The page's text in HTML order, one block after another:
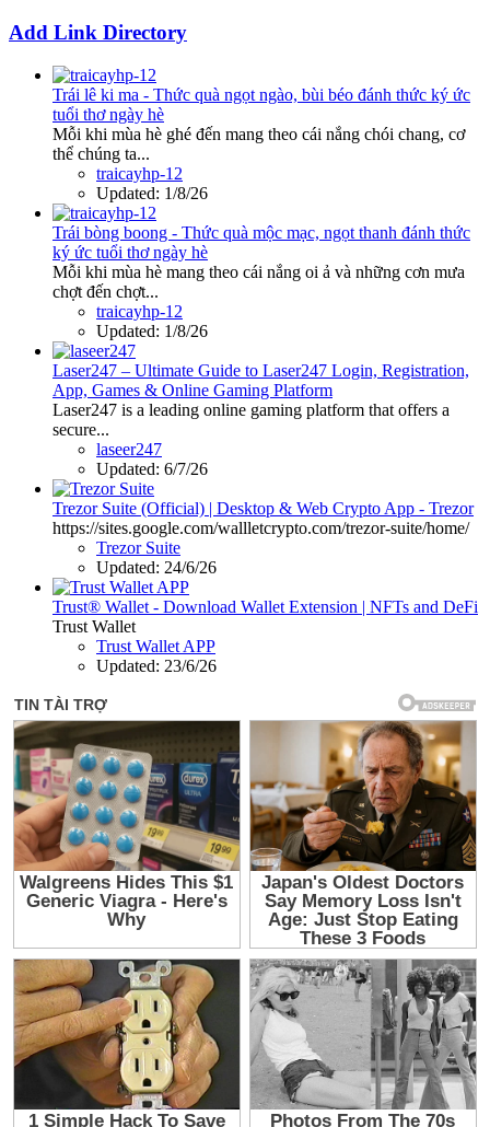
Add Link Directory
Trái lê ki ma - Thức quà ngọt ngào, bùi béo đánh thức ký ức
tuổi thơ ngày hè
Mỗi khi mùa hè ghé đến mang theo cái nắng chói chang, cơ
thể chúng ta...
traicayhp-12
Updated: 1/8/26
Trái bòng boong - Thức quà mộc mạc, ngọt thanh đánh thức
ký ức tuổi thơ ngày hè
Mỗi khi mùa hè mang theo cái nắng oi ả và những cơn mưa
chợt đến chợt...
traicayhp-12
Updated: 1/8/26
Laser247 – Ultimate Guide to Laser247 Login, Registration,
App, Games & Online Gaming Platform
Laser247 is a leading online gaming platform that offers a
secure...
laseer247
Updated: 6/7/26
Trezor Suite (Official) | Desktop & Web Crypto App - Trezor
https://sites.google.com/wallletcrypto.com/trezor-suite/home/
Trezor Suite
Updated: 24/6/26
Trust® Wallet - Download Wallet Extension | NFTs and DeFi
Trust Wallet
Trust Wallet APP
Updated: 23/6/26